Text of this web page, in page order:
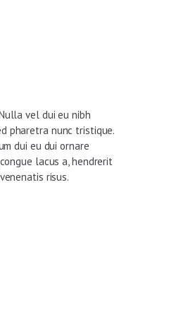
vel dui eu nibh
pharetra nunc tristique.
dui eu dui ornare
lacus a, hendrerit
risus.